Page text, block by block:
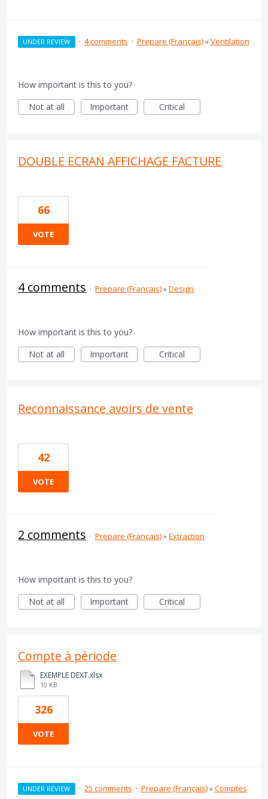
UNDER REVIEW · 4 comments · Prepare (Français)»Ventilation
How important is this to you?
Not at all
Important Critical
DOUBLE ECRAN AFFICHAGE FACTURE
66
VOTE
4 comments · Prepare (Français)»Design
How important is this to you?
Not at all
Important Critical
Reconnaissance avoirs de vente
42
VOTE
2 comments · Prepare (Français)»Extraction
How important is this to you?
Not at all
Important Critical
Compte à période
EXEMPLE DEXT.xlsx
10 KB
326
VOTE
UNDER REVIEW · 25 comments · Prepare (Français)»Comptes